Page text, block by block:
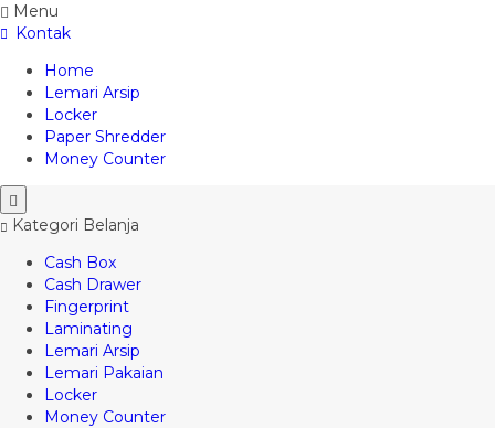
Menu
Kontak
Home
Lemari Arsip
Locker
Paper Shredder
Money Counter
Kategori Belanja
Cash Box
Cash Drawer
Fingerprint
Laminating
Lemari Arsip
Lemari Pakaian
Locker
Money Counter